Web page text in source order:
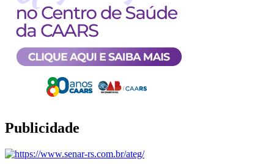
Publicidade